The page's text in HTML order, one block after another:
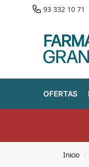
93 332 10 71
OFERTAS
Inicio /